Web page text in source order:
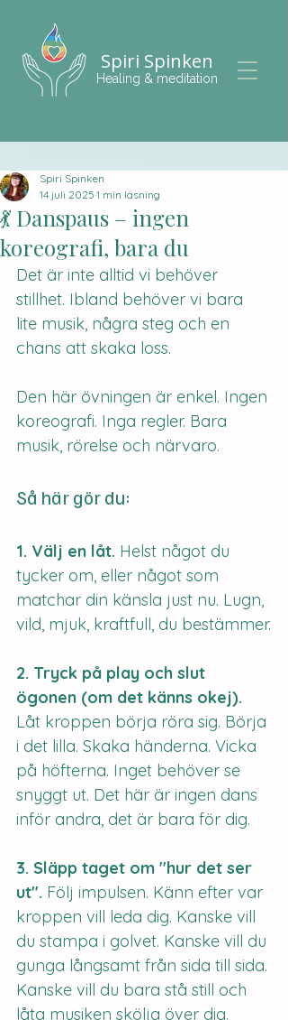
Spiri Spinken
Healing & meditation
💃 Danspaus – ingen
koreografi, bara du
Spiri Spinken
14 juli 2025 1 min läsning
Det är inte alltid vi behöver
stillhet. Ibland behöver vi bara
lite musik, några steg och en
chans att skaka loss.
Den här övningen är enkel. Ingen
koreografi. Inga regler. Bara
musik, rörelse och närvaro.
Så här gör du:
1. Välj en låt. Helst något du
tycker om, eller något som
matchar din känsla just nu. Lugn,
vild, mjuk, kraftfull, du bestämmer.
2. Tryck på play och slut
ögonen (om det känns okej).
Låt kroppen börja röra sig. Börja
i det lilla. Skaka händerna. Vicka
på höfterna. Inget behöver se
snyggt ut. Det här är ingen dans
inför andra, det är bara för dig.
3. Släpp taget om "hur det ser
ut". Följ impulsen. Känn efter var
kroppen vill leda dig. Kanske vill
du stampa i golvet. Kanske vill du
gunga långsamt från sida till sida.
Kanske vill du bara stå still och
låta musiken skölja över dig.